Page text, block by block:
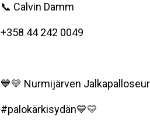
📞 Calvin Damm
+358 44 242 0049
💙💛 Nurmijärven
#palokärkisydän💙💛